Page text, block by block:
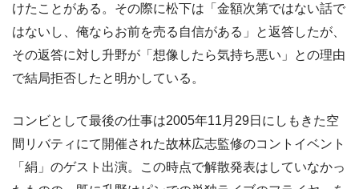
けたことがある。その際に松下は「金額次第ではない話で
はないし、俺ならお前を売る自信がある」と返答したが、
その返答に対し升野が「想像したら気持ち悪い」との理由
で結局拒否したと明かしている。
コンビとして最後の仕事は2005年11月29日にしもきた空
間リバティにて開催された故林広志監修のコントイベント
「絹」のゲスト出演。この時点で解散発表はしていなかっ